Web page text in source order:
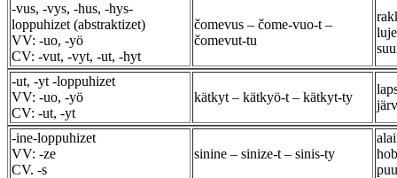
-vus, -vys, -hus, -hys-
loppuhizet (abstraktizet)
VV: -uo, -yö
CV: -vut, -vyt, -ut, -hyt
čomevus – čome-vuo-t –
čomevut-tu
-ut, -yt -loppuhizet
VV: -uo, -yö
CV: -ut, -yt
kätkyt – kätkyö-t – kätkyt-ty
-ine-loppuhizet
VV: -ze
CV. -s
sinine – sinize-t – sinis-ty